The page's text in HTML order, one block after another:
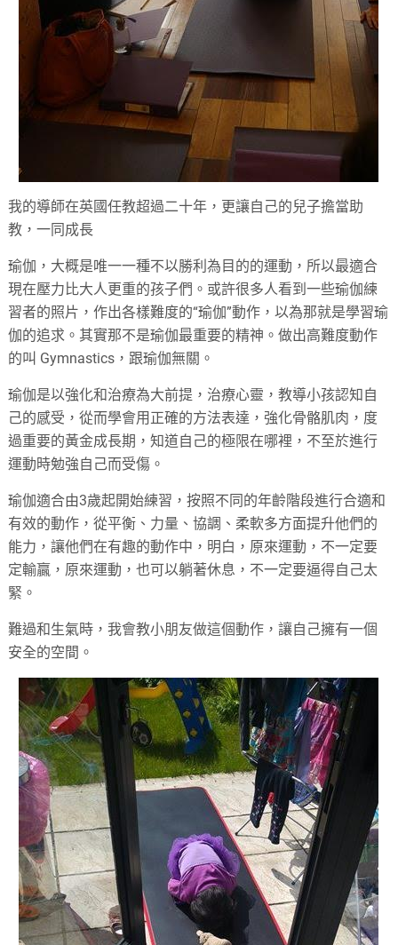
我的導師在英國任教超過二十年，更讓自己的兒子擔當助
教，一同成長
瑜伽，大概是唯一一種不以勝利為目的的運動，所以最適合
現在壓力比大人更重的孩子們。或許很多人看到一些瑜伽練
習者的照片，作出各樣難度的“瑜伽”動作，以為那就是學習瑜
伽的追求。其實那不是瑜伽最重要的精神。做出高難度動作
的叫 Gymnastics，跟瑜伽無關。
瑜伽是以強化和治療為大前提，治療心靈，教導小孩認知自
己的感受，從而學會用正確的方法表達，強化骨骼肌肉，度
過重要的黃金成長期，知道自己的極限在哪裡，不至於進行
運動時勉強自己而受傷。
瑜伽適合由3歲起開始練習，按照不同的年齡階段進行合適和
有效的動作，從平衡、力量、協調、柔軟多方面提升他們的
能力，讓他們在有趣的動作中，明白，原來運動，不一定要
定輸贏，原來運動，也可以躺著休息，不一定要逼得自己太
緊。
難過和生氣時，我會教小朋友做這個動作，讓自己擁有一個
安全的空間。